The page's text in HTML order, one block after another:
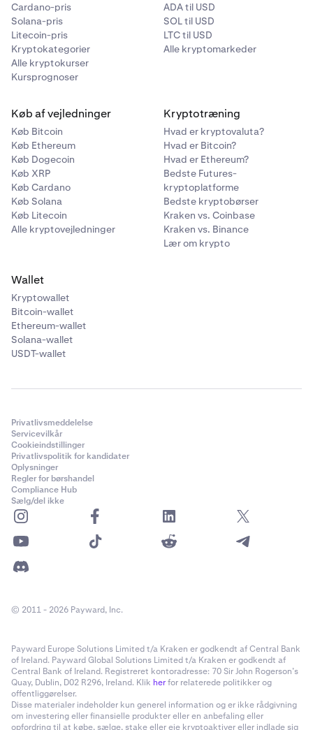
Cardano-pris
Solana-pris
Litecoin-pris
Kryptokategorier
Alle kryptokurser
Kursprognoser
ADA til USD
SOL til USD
LTC til USD
Alle kryptomarkeder
Køb af vejledninger
Køb Bitcoin
Køb Ethereum
Køb Dogecoin
Køb XRP
Køb Cardano
Køb Solana
Køb Litecoin
Alle kryptovejledninger
Kryptotræning
Hvad er kryptovaluta?
Hvad er Bitcoin?
Hvad er Ethereum?
Bedste Futures-
kryptoplatforme
Bedste kryptobørser
Kraken vs. Coinbase
Kraken vs. Binance
Lær om krypto
Wallet
Kryptowallet
Bitcoin-wallet
Ethereum-wallet
Solana-wallet
USDT-wallet
Privatlivsmeddelelse
Servicevilkår
Cookieindstillinger
Privatlivspolitik for kandidater
Oplysninger
Regler for børshandel
Compliance Hub
Sælg/del ikke
© 2011 - 2026 Payward, Inc.
Payward Europe Solutions Limited t/a Kraken er godkendt af Central Bank
of Ireland. Payward Global Solutions Limited t/a Kraken er godkendt af
Central Bank of Ireland. Registreret kontoradresse: 70 Sir John Rogerson’s
Quay, Dublin, D02 R296, Ireland. Klik herfor relaterede politikker og
offentliggørelser.
Disse materialer indeholder kun generel information og er ikke rådgivning
om investering eller finansielle produkter eller en anbefaling eller
opfordring til at købe, sælge, stake eller eje kryptoaktiver eller indlade sig